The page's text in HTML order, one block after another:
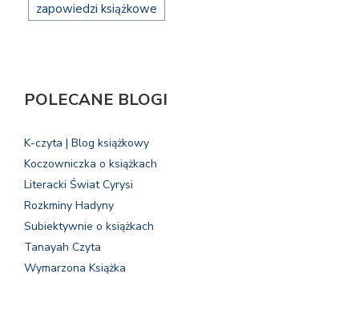
zapowiedzi książkowe
POLECANE BLOGI
K-czyta | Blog książkowy
Koczowniczka o książkach
Literacki Świat Cyrysi
Rozkminy Hadyny
Subiektywnie o książkach
Tanayah Czyta
Wymarzona Książka